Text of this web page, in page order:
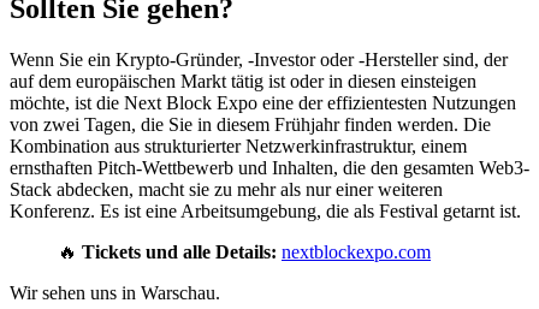
Sollten Sie gehen?
Wenn Sie ein Krypto-Gründer, -Investor oder -Hersteller sind, der
auf dem europäischen Markt tätig ist oder in diesen einsteigen
möchte, ist die Next Block Expo eine der effizientesten Nutzungen
von zwei Tagen, die Sie in diesem Frühjahr finden werden. Die
Kombination aus strukturierter Netzwerkinfrastruktur, einem
ernsthaften Pitch-Wettbewerb und Inhalten, die den gesamten Web3-
Stack abdecken, macht sie zu mehr als nur einer weiteren
Konferenz. Es ist eine Arbeitsumgebung, die als Festival getarnt ist.
🔥 Tickets und alle Details: nextblockexpo.com
Wir sehen uns in Warschau.